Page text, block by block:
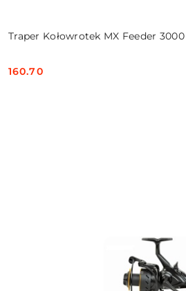
Traper Kołowrotek MX Feeder 3000
Cena:
160.70